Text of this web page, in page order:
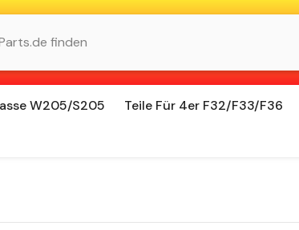
W205/S205 Teile Für 4er F32/F33/F36